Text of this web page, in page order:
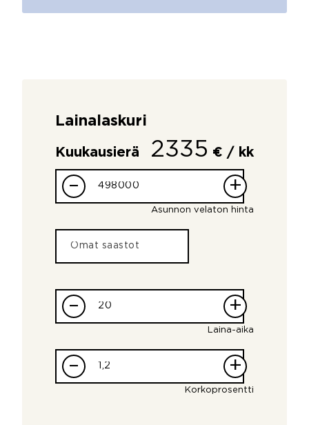
Lainalaskuri
Kuukausierä 2335 € / kk
– +
Asunnon velaton hinta
– +
Laina-aika
– +
Korkoprosentti